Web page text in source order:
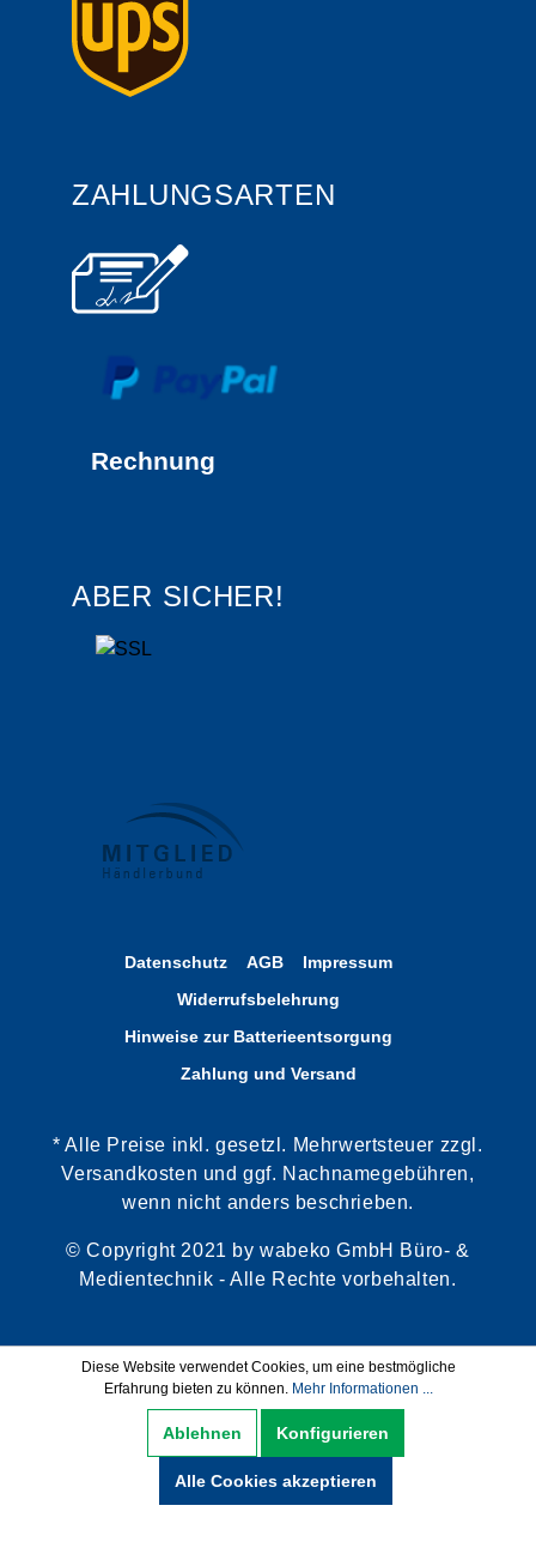
ZAHLUNGSARTEN
Rechnung
ABER SICHER!
Datenschutz AGB
Impressum
Widerrufsbelehrung
Hinweise zur Batterieentsorgung
Zahlung und Versand
* Alle Preise inkl. gesetzl. Mehrwertsteuer zzgl.
Versandkosten und ggf. Nachnamegebühren,
wenn nicht anders beschrieben.
© Copyright 2021 by wabeko GmbH Büro- &
Medientechnik - Alle Rechte vorbehalten.
Diese Website verwendet Cookies, um eine bestmögliche
Erfahrung bieten zu können. Mehr Informationen ...
Ablehnen Konfigurieren
Alle Cookies akzeptieren